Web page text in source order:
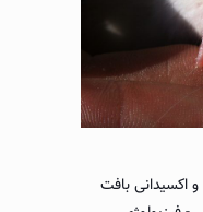
اکسیدانی بافت